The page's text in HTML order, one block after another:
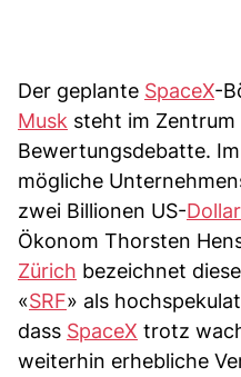
Der geplante SpaceX-
Musk steht im
Bewertungsdebatte.
mögliche
zwei Billionen US-Dollar
Ökonom Thorsten
Zürich bezeichnet
«SRF» als
dass SpaceX trotz
weiterhin erhebliche